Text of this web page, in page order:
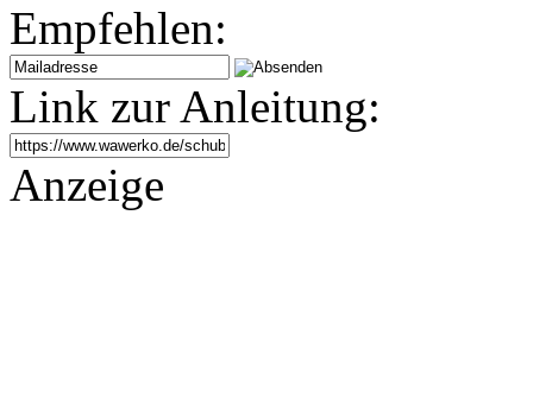
Empfehlen:
Link zur Anleitung:
Anzeige